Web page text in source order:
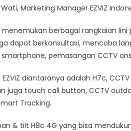
Marketing Manager EZVIZ
menemukan berbagai rangkaian
dapat berkonsultasi, mencoba
pemasangan CCTV
diantaranya adalah H7c,
juga touch call button, CCTV
Tracking.
& tilt H8c 4G yang bisa